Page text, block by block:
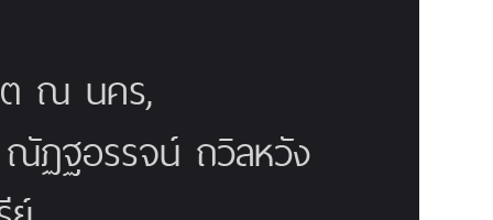
ต ณ นคร,
ฏฐอรรจน์ ถวิลหวัง